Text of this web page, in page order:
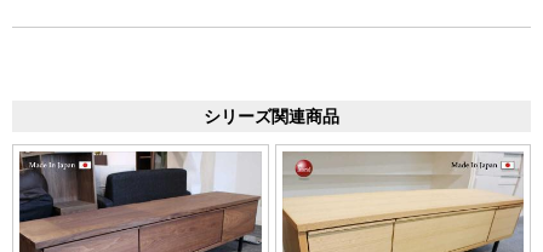
シリーズ関連商品